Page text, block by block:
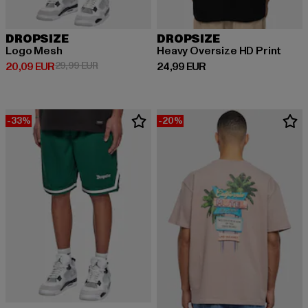
DROPSIZE
Logo Mesh
20,09 EUR
Derzeitiger Preis: 20,09 EUR
29,99 EURAktionspreis: 29,99 EUR
DROPSIZE
Heavy Oversize HD Print
24,99 EUR
Derzeitiger Preis: 24,99 EUR
-33% -20%